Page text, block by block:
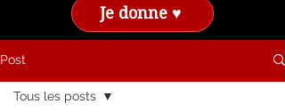
Je donne ♥
Post
Tous les posts